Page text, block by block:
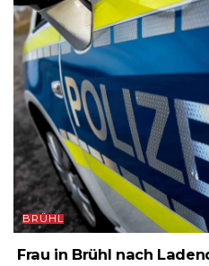
BRÜHL
Frau in Brühl nach